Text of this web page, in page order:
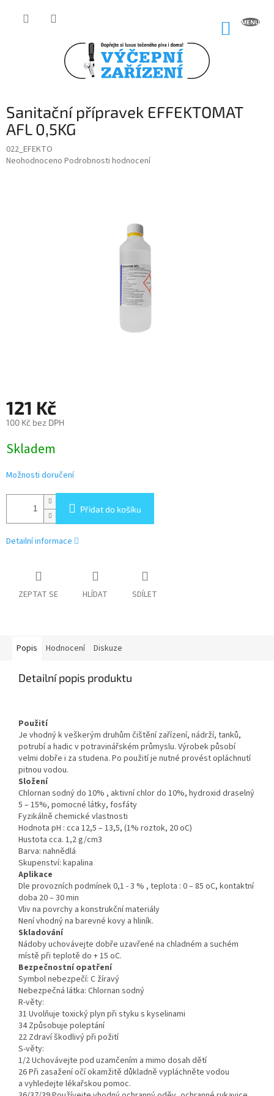
Sanitační přípravek EFFEKTOMAT
AFL 0,5KG
022_EFEKTO
Průměrné
Neohodnoceno Podrobnosti hodnocení
121 Kč
100 Kč bez DPH
cena:
Skladem
Možnosti doručení
Přidat do košíku
Detailní informace
ZEPTAT SE HLÍDAT SDÍLET
Popis Hodnocení Diskuze
Detailní popis produktu
Použití
Je vhodný k veškerým druhům čištění zařízení, nádrží, tanků,
potrubí a hadic v potravinářském průmyslu. Výrobek působí
velmi dobře i za studena. Po použití je nutné provést opláchnutí
pitnou vodou.
Složení
Chlornan sodný do 10% , aktivní chlor do 10%, hydroxid draselný
5 – 15%, pomocné látky, fosfáty
Fyzikálně chemické vlastnosti
Hodnota pH : cca 12,5 – 13,5, (1% roztok, 20 oC)
Hustota cca. 1,2 g/cm3
Barva: nahnědlá
Skupenství: kapalina
Aplikace
Dle provozních podmínek 0,1 - 3 % , teplota : 0 – 85 oC, kontaktní
doba 20 – 30 min
Vliv na povrchy a konstrukční materiály
Není vhodný na barevné kovy a hliník.
Skladování
Nádoby uchovávejte dobře uzavřené na chladném a suchém
místě při teplotě do + 15 oC.
Bezpečnostní opatření
Symbol nebezpečí: C žíravý
Nebezpečná látka: Chlornan sodný
R-věty:
31 Uvolňuje toxický plyn při styku s kyselinami
34 Způsobuje poleptání
22 Zdraví škodlivý při požití
S-věty:
1/2 Uchovávejte pod uzamčením a mimo dosah dětí
26 Při zasažení očí okamžitě důkladně vypláchněte vodou
a vyhledejte lékařskou pomoc.